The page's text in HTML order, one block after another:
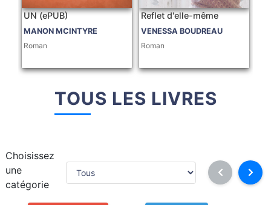
UN (ePUB)
MANON MCINTYRE
Roman
Reflet d'elle-même
VENESSA BOUDREAU
Roman
TOUS LES LIVRES
Choisissez
une
catégorie